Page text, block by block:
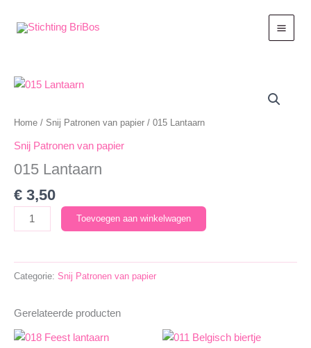
naar
Home / Snij Patronen van papier / 015 Lantaarn
Snij Patronen van papier
015 Lantaarn
€ 3,50
Lantaarn
Toevoegen aan winkelwagen
Categorie: Snij Patronen van papier
Gerelateerde producten